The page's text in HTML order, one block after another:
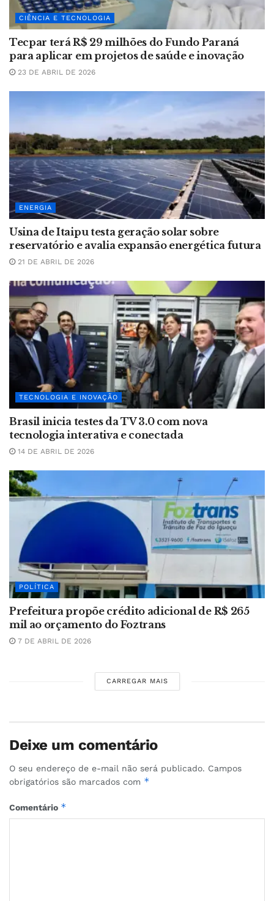
CIÊNCIA E TECNOLOGIA
Tecpar terá R$ 29 milhões do Fundo Paraná
para aplicar em projetos de saúde e inovação
23 DE ABRIL DE 2026
ENERGIA
Usina de Itaipu testa geração solar sobre
reservatório e avalia expansão energética futura
21 DE ABRIL DE 2026
TECNOLOGIA E INOVAÇÃO
Brasil inicia testes da TV 3.0 com nova
tecnologia interativa e conectada
14 DE ABRIL DE 2026
POLÍTICA
Prefeitura propõe crédito adicional de R$ 265
mil ao orçamento do Foztrans
7 DE ABRIL DE 2026
CARREGAR MAIS
Deixe um comentário
O seu endereço de e-mail não será publicado. Campos
obrigatórios são marcados com *
Comentário *